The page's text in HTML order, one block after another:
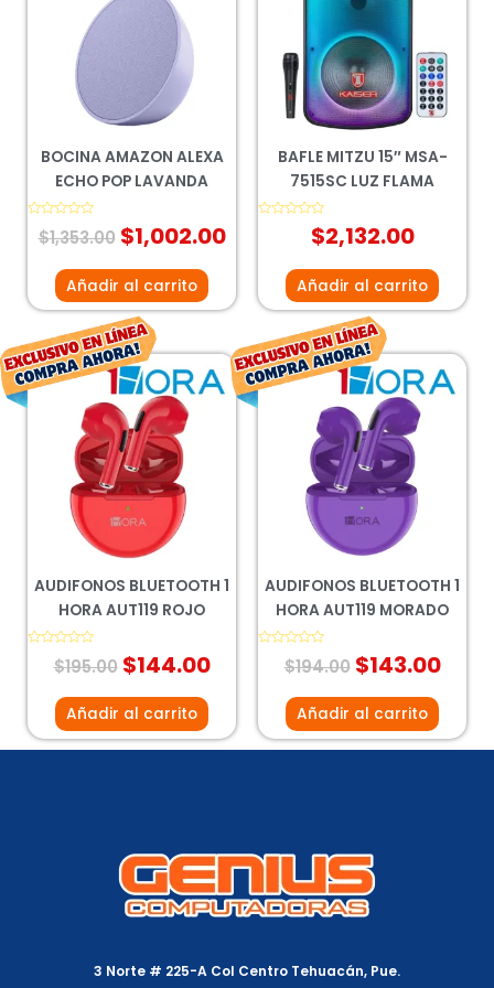
BOCINA AMAZON ALEXA
ECHO POP LAVANDA
Valorado
con
$1,353.00
$1,353.00.
$1,002.00
$1,002.00.
Añadir al carrito
BAFLE MITZU 15″ MSA-
7515SC LUZ FLAMA
$2,132.00
Añadir al carrito
AUDIFONOS BLUETOOTH 1
HORA AUT119 ROJO
Valorado
$195.00
El
precio
original
era:
$195.00.
$144.00
El
precio
Añadir al carrito
AUDIFONOS BLUETOOTH 1
HORA AUT119 MORADO
Valorado
$194.00
El
precio
original
era:
$194.00.
$143.00
El
Añadir al carrito
3 Norte # 225-A Col Centro Tehuacán, Pue.